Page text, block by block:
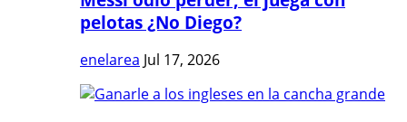
pelotas ¿No Diego?
enelarea Jul 17, 2026